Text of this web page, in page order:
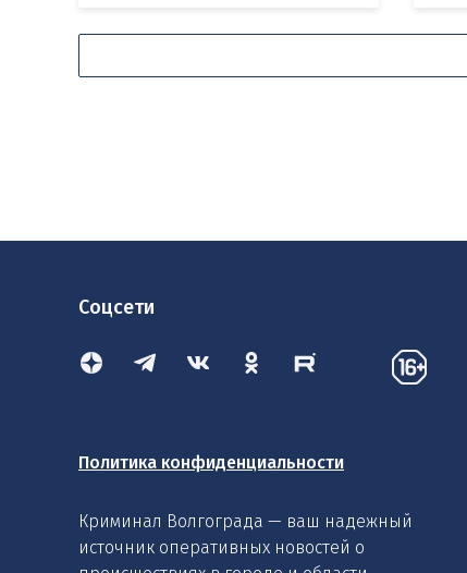
Соцсети
Политика конфиденциальности
Криминал Волгограда — ваш надежный
источник оперативных новостей о